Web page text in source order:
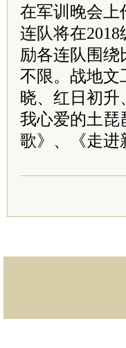
在军训晚会上
连队将在
励各连队围
不限。战地文
晓、红日初升
我心爱的土琵
歌》、《走进